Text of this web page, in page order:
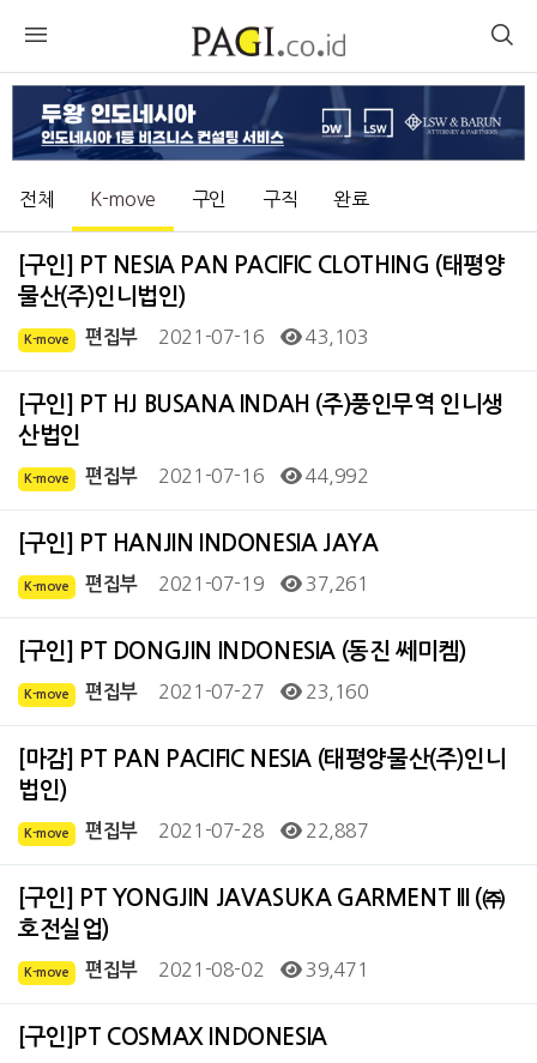
전체 K-move 구인 구직 완료
[구인] PT NESIA PAN PACIFIC CLOTHING (태평양
물산(주)인니법인)
K-move 편집부 2021-07-16 43,103
[구인] PT HJ BUSANA INDAH (주)풍인무역 인니생
산법인
K-move 편집부 2021-07-16 44,992
[구인] PT HANJIN INDONESIA JAYA
K-move 편집부 2021-07-19 37,261
[구인] PT DONGJIN INDONESIA (동진 쎄미켐)
K-move 편집부 2021-07-27 23,160
[마감] PT PAN PACIFIC NESIA (태평양물산(주)인니
법인)
K-move 편집부 2021-07-28 22,887
[구인] PT YONGJIN JAVASUKA GARMENT III (㈜
호전실업)
K-move 편집부 2021-08-02 39,471
[구인]PT COSMAX INDONESIA